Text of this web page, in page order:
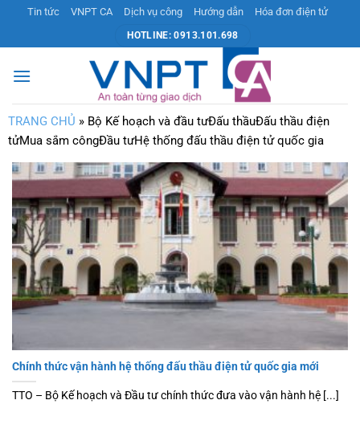
nội
dung
Tin tức VNPT CA Dịch vụ công Hướng dẫn Hóa đơn điện tử
HOTLINE: 0913.101.698
TRANG CHỦ » Bộ Kế hoạch và đầu tưĐấu thầuĐấu thầu điện
tửMua sắm côngĐầu tưHệ thống đấu thầu điện tử quốc gia
Chính thức vận hành hệ thống đấu thầu điện tử quốc gia mới
TTO – Bộ Kế hoạch và Đầu tư chính thức đưa vào vận hành hệ [...]